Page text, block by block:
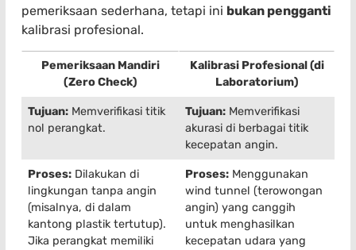
pemeriksaan sederhana, tetapi ini bukan pengganti
kalibrasi profesional.
Pemeriksaan Mandiri
(Zero Check)
Kalibrasi Profesional (di
Laboratorium)
Tujuan: Memverifikasi titik
nol perangkat.
Tujuan: Memverifikasi
akurasi di berbagai titik
kecepatan angin.
Proses: Dilakukan di
lingkungan tanpa angin
(misalnya, di dalam
kantong plastik tertutup).
Jika perangkat memiliki
Proses: Menggunakan
wind tunnel (terowongan
angin) yang canggih
untuk menghasilkan
kecepatan udara yang